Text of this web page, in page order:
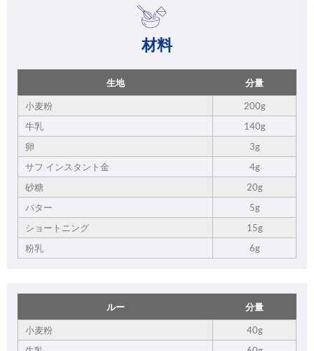
材料
生地 分量
小麦粉
200g
牛乳
140g
卵
3g
サフ インスタント金
4g
砂糖
20g
バター
5g
ショートニング
15g
粉乳
6g
ルー 分量
小麦粉
40g